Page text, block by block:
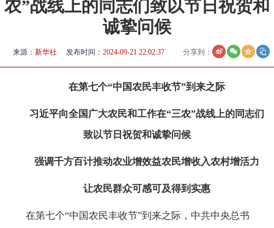
农”战线上的同志们致以节日祝贺和
诚挚问候
来源： 新华社 发布时间： 2024-09-21 22:02:37 分享到：
在第七个“中国农民丰收节”到来之际
习近平向全国广大农民和工作在“三农”战线上的同志们
致以节日祝贺和诚挚问候
强调千方百计推动农业增效益农民增收入农村增活力
让农民群众可感可及得到实惠
在第七个“中国农民丰收节”到来之际，中共中央总书